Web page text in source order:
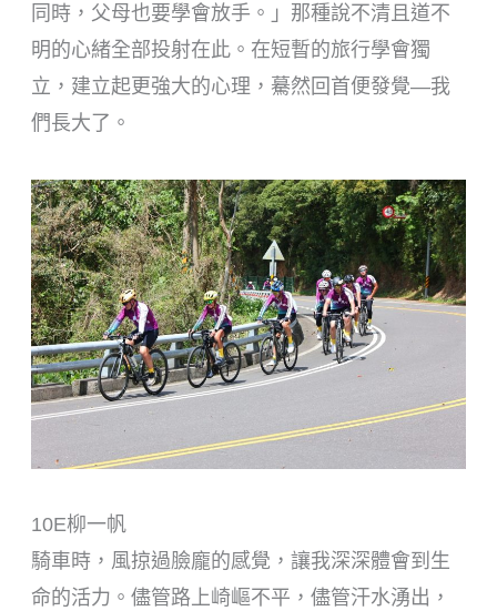
同時，父母也要學會放手。」那種說不清且道不
明的心緒全部投射在此。在短暫的旅行學會獨
立，建立起更強大的心理，驀然回首便發覺—我
們長大了。
10E柳一帆
騎車時，風掠過臉龐的感覺，讓我深深體會到生
命的活力。儘管路上崎嶇不平，儘管汗水湧出，